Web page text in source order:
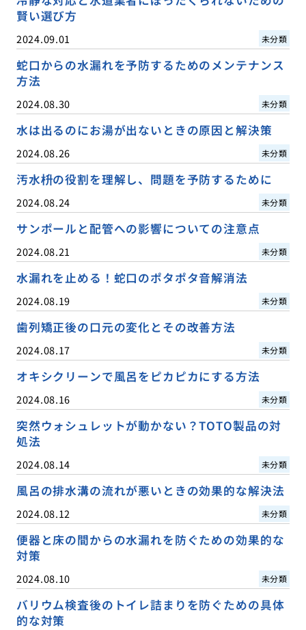
賢い選び方
2024.09.01 未分類
蛇口からの水漏れを予防するためのメンテナンス
方法
2024.08.30 未分類
水は出るのにお湯が出ないときの原因と解決策
2024.08.26 未分類
汚水枡の役割を理解し、問題を予防するために
2024.08.24 未分類
サンポールと配管への影響についての注意点
2024.08.21 未分類
水漏れを止める！蛇口のポタポタ音解消法
2024.08.19 未分類
歯列矯正後の口元の変化とその改善方法
2024.08.17 未分類
オキシクリーンで風呂をピカピカにする方法
2024.08.16 未分類
突然ウォシュレットが動かない？TOTO製品の対
処法
2024.08.14 未分類
風呂の排水溝の流れが悪いときの効果的な解決法
2024.08.12 未分類
便器と床の間からの水漏れを防ぐための効果的な
対策
2024.08.10 未分類
バリウム検査後のトイレ詰まりを防ぐための具体
的な対策